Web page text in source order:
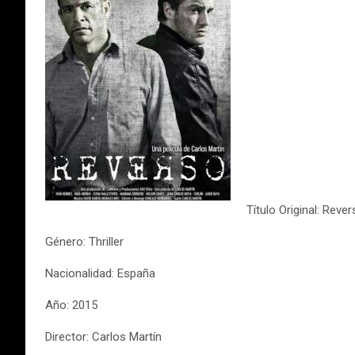
Título Original:
Género: Thriller
Nacionalidad: España
Año: 2015
Director: Carlos Martín